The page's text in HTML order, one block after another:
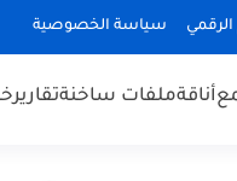
سياسة الخصوصية
أناقةملفات ساخنةتقارير